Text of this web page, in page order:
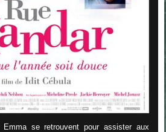
Emma se retrouvent pour assister aux